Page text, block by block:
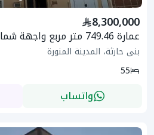
8,300,000
عمارة 749.46 متر مربع واجهة شمالية
بنى حارثة، المدينة المنورة
55
واتساب